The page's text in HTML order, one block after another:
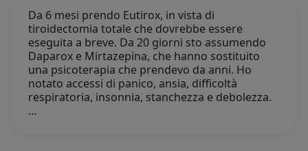
Da 6 mesi prendo Eutirox, in vista di
tiroidectomia totale che dovrebbe essere
eseguita a breve. Da 20 giorni sto assumendo
Daparox e Mirtazepina, che hanno sostituito
una psicoterapia che prendevo da anni. Ho
notato accessi di panico, ansia, difficoltà
respiratoria, insonnia, stanchezza e debolezza.
…